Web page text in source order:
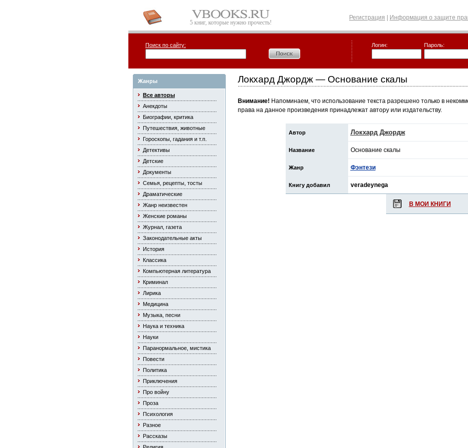
5 книг, которые нужно прочесть!
Регистрация Информация о защите
Поиск по сайту: Логин: Пароль:
Жанры
Все авторы
Анекдоты
Биографии, критика
Путешествия, животные
Гороскопы, гадания и т.п.
Детективы
Детские
Документы
Семья, рецепты, тосты
Драматические
Жанр неизвестен
Женские романы
Журнал, газета
Законодательные акты
История
Классика
Компьютерная литература
Криминал
Лирика
Медицина
Музыка, песни
Наука и техника
Науки
Паранормальное, мистика
Повести
Политика
Приключения
Про войну
Проза
Психология
Разное
Рассказы
Локхард Джордж — Основание скалы
Внимание! Напоминаем, что использование текста разрешено только в
права на данное произведения принадлежат автору или издательству.
Автор Локхард Джордж
Название Основание скалы
Жанр Фэнтези
Книгу добавил veradeynega
В МОИ КНИГИ